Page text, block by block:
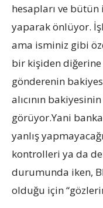
hesapları ve
yaparak önlüyor.
ama isminiz gibi
bir kişiden
gönderenin
alıcının
görüyor.Yani
yanlış
kontrolleri ya da
durumunda iken,
olduğu için